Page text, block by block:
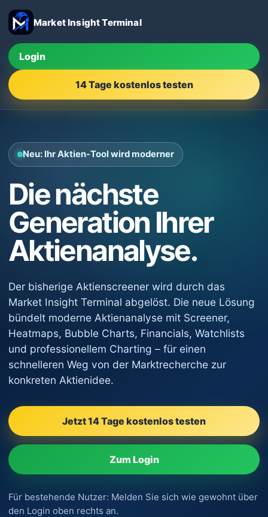
Market Insight Terminal
Login
14 Tage kostenlos testen
Neu: Ihr Aktien-Tool wird moderner
Die nächste
Generation Ihrer
Aktienanalyse.
Der bisherige Aktienscreener wird durch das
Market Insight Terminal abgelöst. Die neue Lösung
bündelt moderne Aktienanalyse mit Screener,
Heatmaps, Bubble Charts, Financials, Watchlists
und professionellem Charting – für einen
schnelleren Weg von der Marktrecherche zur
konkreten Aktienidee.
Jetzt 14 Tage kostenlos testen
Zum Login
Für bestehende Nutzer: Melden Sie sich wie gewohnt über
den Login oben rechts an.